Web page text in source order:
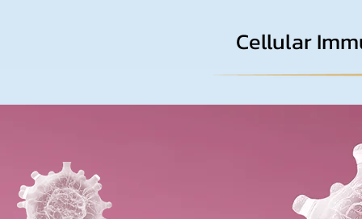
Cellular